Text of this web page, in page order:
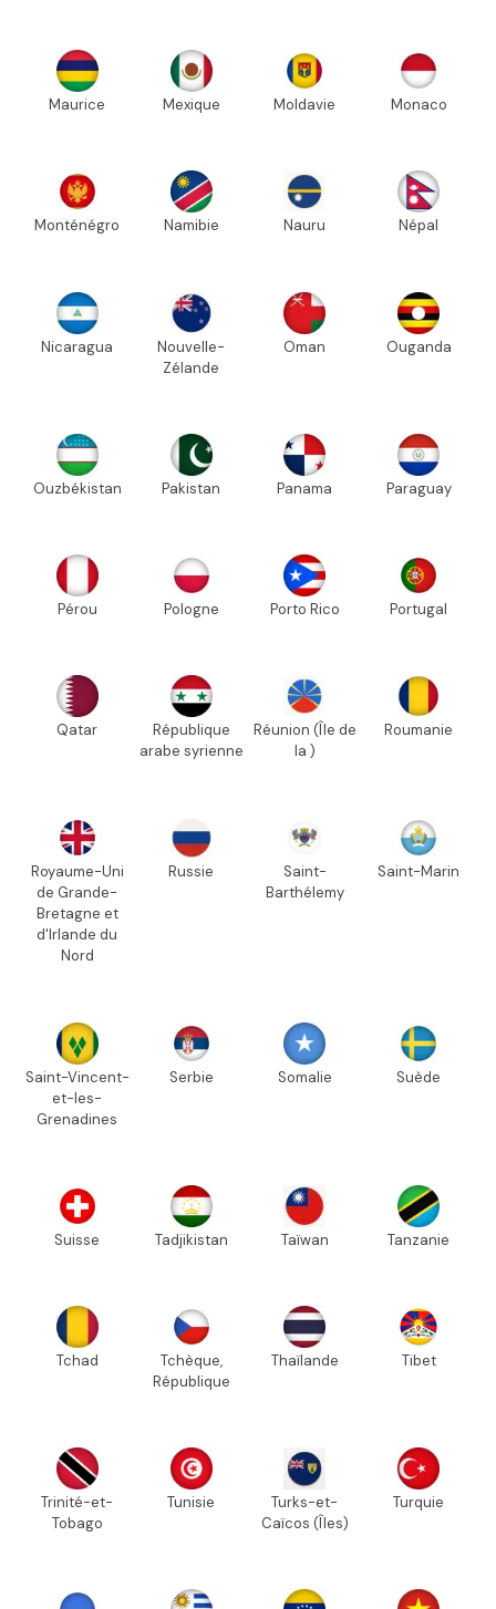
Maurice Mexique Moldavie Monaco
Monténégro Namibie Nauru Népal
Nicaragua
Nouvelle-
Zélande
Oman Ouganda
Ouzbékistan Pakistan Panama Paraguay
Pérou Pologne Porto Rico Portugal
Qatar
République
arabe syrienne
Réunion (Île de
la )
Roumanie
Royaume-Uni
de Grande-
Bretagne et
d'Irlande du
Nord
Russie
Saint-
Barthélemy
Saint-Marin
Saint-Vincent-
et-les-
Grenadines
Serbie Somalie Suède
Suisse Tadjikistan Taïwan Tanzanie
Tchad
Tchèque,
République
Thaïlande Tibet
Trinité-et-
Tobago
Tunisie
Turks-et-
Caïcos (Îles)
Turquie